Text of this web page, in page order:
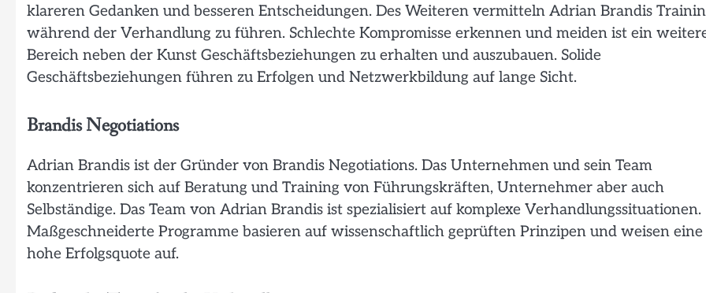
klareren Gedanken und besseren Entscheidungen. Des Weiteren vermitteln Adrian Brandis
während der Verhandlung zu führen. Schlechte Kompromisse erkennen und meiden ist ein
Bereich neben der Kunst Geschäftsbeziehungen zu erhalten und auszubauen. Solide
Geschäftsbeziehungen führen zu Erfolgen und Netzwerkbildung auf lange Sicht.
Brandis Negotiations
Adrian Brandis ist der Gründer von Brandis Negotiations. Das Unternehmen und sein Team
konzentrieren sich auf Beratung und Training von Führungskräften, Unternehmer aber auch
Selbständige. Das Team von Adrian Brandis ist spezialisiert auf komplexe Verhandlungssituationen.
Maßgeschneiderte Programme basieren auf wissenschaftlich geprüften Prinzipen und weisen eine
hohe Erfolgsquote auf.